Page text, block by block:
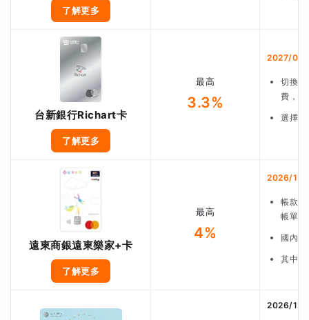
了解更多
台新銀行Richart卡
了解更多
最高
3.3%
2027/03/
切換「
費，
選擇其
遠東商銀遠東樂家+卡
了解更多
最高
4%
2026/12/
帳款須
帳單
國內
其中
2026/12/